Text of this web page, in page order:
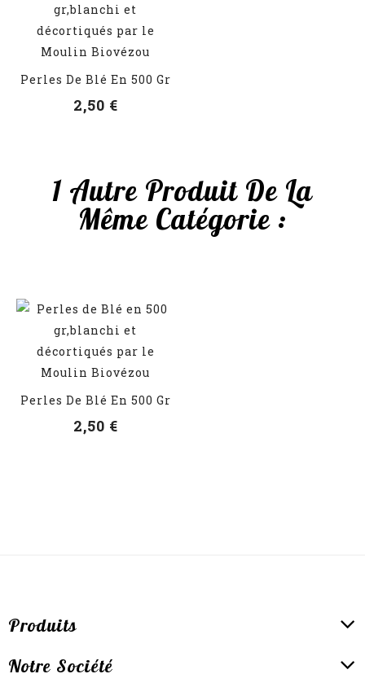
VOIR LES DÉTAILS
Perles De Blé En 500 Gr
2,50 €
1 Autre Produit De La
Même Catégorie :
VOIR LES DÉTAILS
Perles De Blé En 500 Gr
2,50 €
Produits
Notre Société